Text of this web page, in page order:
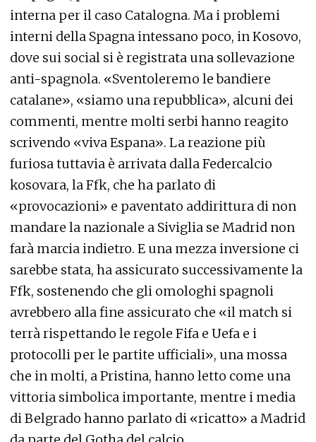
interna per il caso Catalogna. Ma i problemi
interni della Spagna intessano poco, in Kosovo,
dove sui social si è registrata una sollevazione
anti-spagnola. «Sventoleremo le bandiere
catalane», «siamo una repubblica», alcuni dei
commenti, mentre molti serbi hanno reagito
scrivendo «viva Espana». La reazione più
furiosa tuttavia è arrivata dalla Federcalcio
kosovara, la Ffk, che ha parlato di
«provocazioni» e paventato addirittura di non
mandare la nazionale a Siviglia se Madrid non
farà marcia indietro. E una mezza inversione ci
sarebbe stata, ha assicurato successivamente la
Ffk, sostenendo che gli omologhi spagnoli
avrebbero alla fine assicurato che «il match si
terrà rispettando le regole Fifa e Uefa e i
protocolli per le partite ufficiali», una mossa
che in molti, a Pristina, hanno letto come una
vittoria simbolica importante, mentre i media
di Belgrado hanno parlato di «ricatto» a Madrid